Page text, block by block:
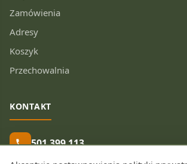
Zamówienia
Adresy
Koszyk
Przechowalnia
KONTAKT
phone 501 399 113